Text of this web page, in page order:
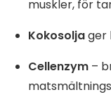
muskler, för
Kokosoljager
Cellenzym –